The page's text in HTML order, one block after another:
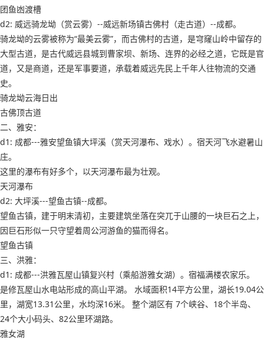
团鱼凼渡槽
d2: 威远骑龙坳（赏云雾）--威远新场镇古佛村（走古道）--成都。
骑龙坳的云雾被称为“最美云雾”，而古佛村的古道，是穹窿山岭中留存的
大型古道，是古代威远县城到曹家坝、新场、连界的必经之道，它既是官
道，又是商道，还是军事要道，承载着威远先民上千年人往物流的交通
史。
骑龙坳云海日出
古佛顶古道
二、雅安：
d1: 成都---雅安望鱼镇大坪溪（赏天河瀑布、戏水）。宿天河飞水避暑山
庄。
这里的瀑布有好多个，以天河瀑布最为壮观。
天河瀑布
d2: 大坪溪---望鱼古镇--成都。
望鱼古镇，建于明末清初，主要建筑坐落在突兀于山腰的一块巨石之上，
因巨石形似一只守望着周公河游鱼的猫而得名。
望鱼古镇
三、洪雅：
d1: 成都---洪雅瓦屋山镇复兴村（乘船游雅女湖）。宿福满楼农家乐。
是修瓦屋山水电站形成的高山平湖。 水域面积14平方公里，湖长19.04公
里，湖宽13.31公里，水均深16米。 整个湖区有 7个峡谷、18个半岛、
24个大小码头、82公里环湖路。
雅女湖